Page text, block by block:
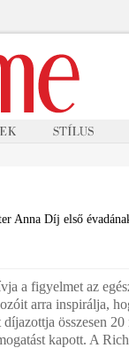
Anna Díj első
a figyelmet az
arra inspirálja,
díjazottja összesen
kapott. A